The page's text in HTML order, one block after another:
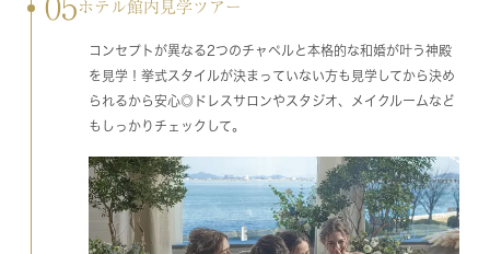
05 ホテル館内見学ツアー
コンセプトが異なる2つのチャペルと本格的な和婚が叶う神殿
を見学！挙式スタイルが決まっていない方も見学してから決め
られるから安心◎ドレスサロンやスタジオ、メイクルームなど
もしっかりチェックして。